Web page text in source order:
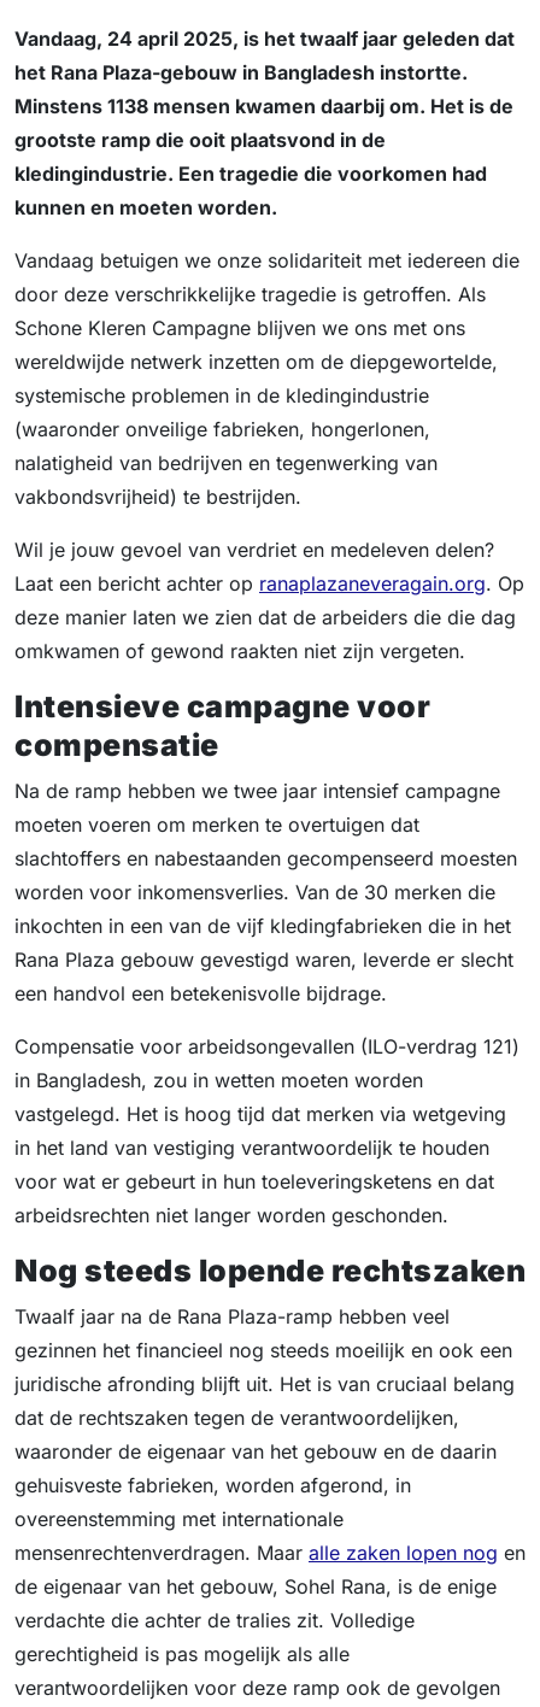
Vandaag, 24 april 2025, is het twaalf jaar geleden dat
het Rana Plaza-gebouw in Bangladesh instortte.
Minstens 1138 mensen kwamen daarbij om. Het is de
grootste ramp die ooit plaatsvond in de
kledingindustrie. Een tragedie die voorkomen had
kunnen en moeten worden.
Vandaag betuigen we onze solidariteit met iedereen die
door deze verschrikkelijke tragedie is getroffen. Als
Schone Kleren Campagne blijven we ons met ons
wereldwijde netwerk inzetten om de diepgewortelde,
systemische problemen in de kledingindustrie
(waaronder onveilige fabrieken, hongerlonen,
nalatigheid van bedrijven en tegenwerking van
vakbondsvrijheid) te bestrijden.
Wil je jouw gevoel van verdriet en medeleven delen?
Laat een bericht achter op ranaplazaneveragain.org. Op
deze manier laten we zien dat de arbeiders die die dag
omkwamen of gewond raakten niet zijn vergeten.
Intensieve campagne voor
compensatie
Na de ramp hebben we twee jaar intensief campagne
moeten voeren om merken te overtuigen dat
slachtoffers en nabestaanden gecompenseerd moesten
worden voor inkomensverlies. Van de 30 merken die
inkochten in een van de vijf kledingfabrieken die in het
Rana Plaza gebouw gevestigd waren, leverde er slecht
een handvol een betekenisvolle bijdrage.
Compensatie voor arbeidsongevallen (ILO-verdrag 121)
in Bangladesh, zou in wetten moeten worden
vastgelegd. Het is hoog tijd dat merken via wetgeving
in het land van vestiging verantwoordelijk te houden
voor wat er gebeurt in hun toeleveringsketens en dat
arbeidsrechten niet langer worden geschonden.
Nog steeds lopende rechtszaken
Twaalf jaar na de Rana Plaza-ramp hebben veel
gezinnen het financieel nog steeds moeilijk en ook een
juridische afronding blijft uit. Het is van cruciaal belang
dat de rechtszaken tegen de verantwoordelijken,
waaronder de eigenaar van het gebouw en de daarin
gehuisveste fabrieken, worden afgerond, in
overeenstemming met internationale
mensenrechtenverdragen. Maar alle zaken lopen nog en
de eigenaar van het gebouw, Sohel Rana, is de enige
verdachte die achter de tralies zit. Volledige
gerechtigheid is pas mogelijk als alle
verantwoordelijken voor deze ramp ook de gevolgen